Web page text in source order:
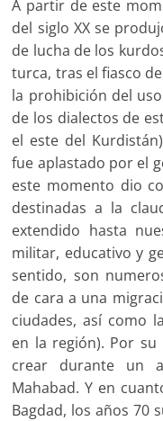
A partir de este
del siglo XX se
de lucha de los
turca, tras el fiasco
la prohibición del
de los dialectos de
el este del
fue aplastado por el
este momento dio
destinadas a la
extendido hasta
militar, educativo y
sentido, son
de cara a una
ciudades, así como
en la región). Por
crear durante un
Mahabad. Y en
Bagdad, los años 70